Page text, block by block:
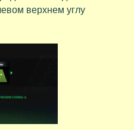
верхнем углу